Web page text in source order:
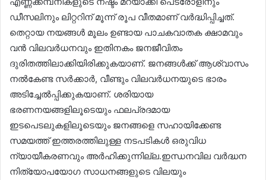
ഡീസലിനും ലിറ്ററിന് മൂന്ന് രൂപ വീതമാണ് വർദ്ധിപ്പിച്ചത്.
തെറ്റായ നയങ്ങൾ മൂലം ഉണ്ടായ പാചകവാതക ക്ഷാമവും
വൻ വിലവർധനവും ഇതിനകം ജനജീവിതം
ദുരിതത്തിലാക്കിയിരിക്കുകയാണ്. ജനങ്ങൾക്ക് ആശ്വാസം
നൽകേണ്ട സർക്കാർ, വീണ്ടും വിലവർധനയുടെ ഭാരം
അടിച്ചേൽപ്പിക്കുകയാണ്. ശരിയായ
ഭരണനയങ്ങളിലൂടെയും ഫലപ്രദമായ
ഇടപെടലുകളിലൂടെയും ജനങ്ങളെ സഹായിക്കേണ്ട
സമയത്ത് ഇത്തരത്തിലുള്ള നടപടികൾ ഒരുവിധ
ന്യായീകരണവും അർഹിക്കുന്നില്ല.ഇന്ധനവില വർദ്ധന
നിത്യോപയോഗ സാധനങ്ങളുടെ വിലയും